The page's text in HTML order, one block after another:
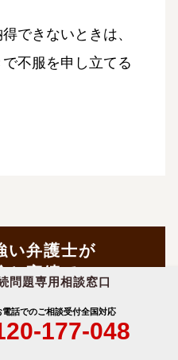
問題専用相談窓口
電話でのご相談受付全国対応
177-048
できないときは、
不服を申し立てる
い弁護士が
と実績で
ート致します
ン法律相談